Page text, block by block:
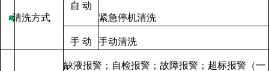
■清洗方式
自 动
紧急停机清洗
手 动 手动清洗
缺液报警；自检报警；故障报警；超标报警（一